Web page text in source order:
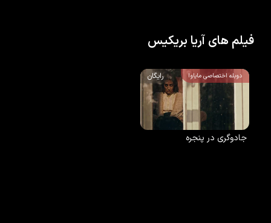
فیلم های آریا بریکیس
دوبله اختصاصی مایاوا رایگان
جادوگری در پنجره